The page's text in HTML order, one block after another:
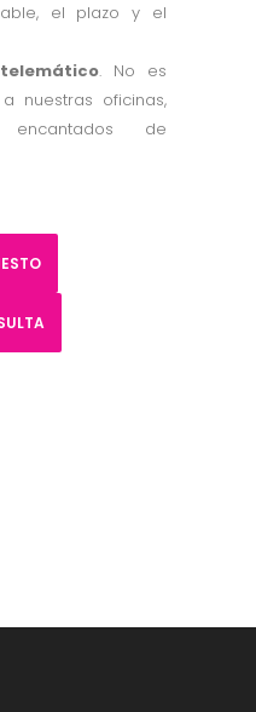
el plazo y el
. No es
nuestras oficinas,
encantados de